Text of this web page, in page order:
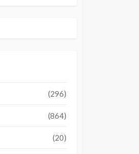
(296)
(864)
(20)